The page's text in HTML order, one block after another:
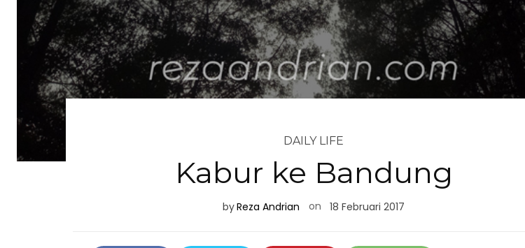
DAILY LIFE
Kabur ke Bandung
byReza Andrian on 18 Februari 2017